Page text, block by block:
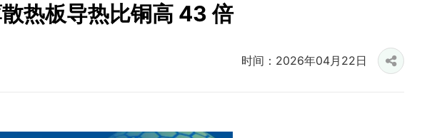
热板导热比铜高 43 倍
时间：2026年04月22日